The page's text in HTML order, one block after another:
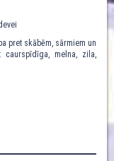
pret skābēm, sārmiem un
melna, zila,